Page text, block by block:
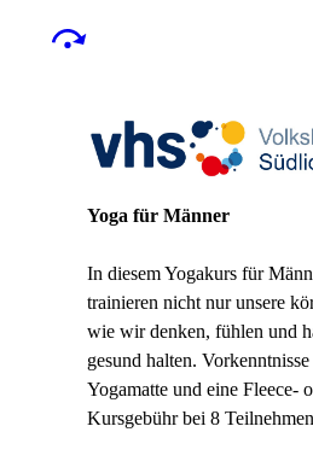
Yoga für Männer
In diesem Yogakurs für
trainieren nicht nur unsere
wie wir denken, fühlen und
gesund halten.
Yogamatte und eine Fleece-
Kursgebühr bei 8